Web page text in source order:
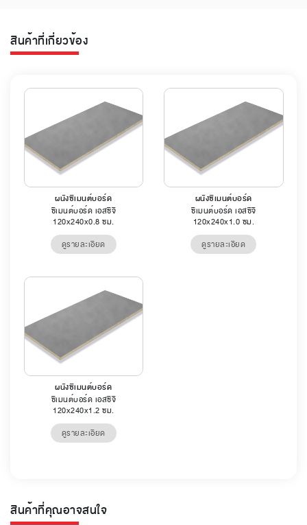
สินค้าที่เกี่ยวข้อง
ผนังซีเมนต์บอร์ด
ซีเมนต์บอร์ด เอสซีจี
120x240x0.8 ซม.
ดูรายละเอียด
ผนังซีเมนต์บอร์ด
ซีเมนต์บอร์ด เอสซีจี
120x240x1.0 ซม.
ดูรายละเอียด
ผนังซีเมนต์บอร์ด
ซีเมนต์บอร์ด เอสซีจี
120x240x1.2 ซม.
ดูรายละเอียด
สินค้าที่คุณอาจสนใจ